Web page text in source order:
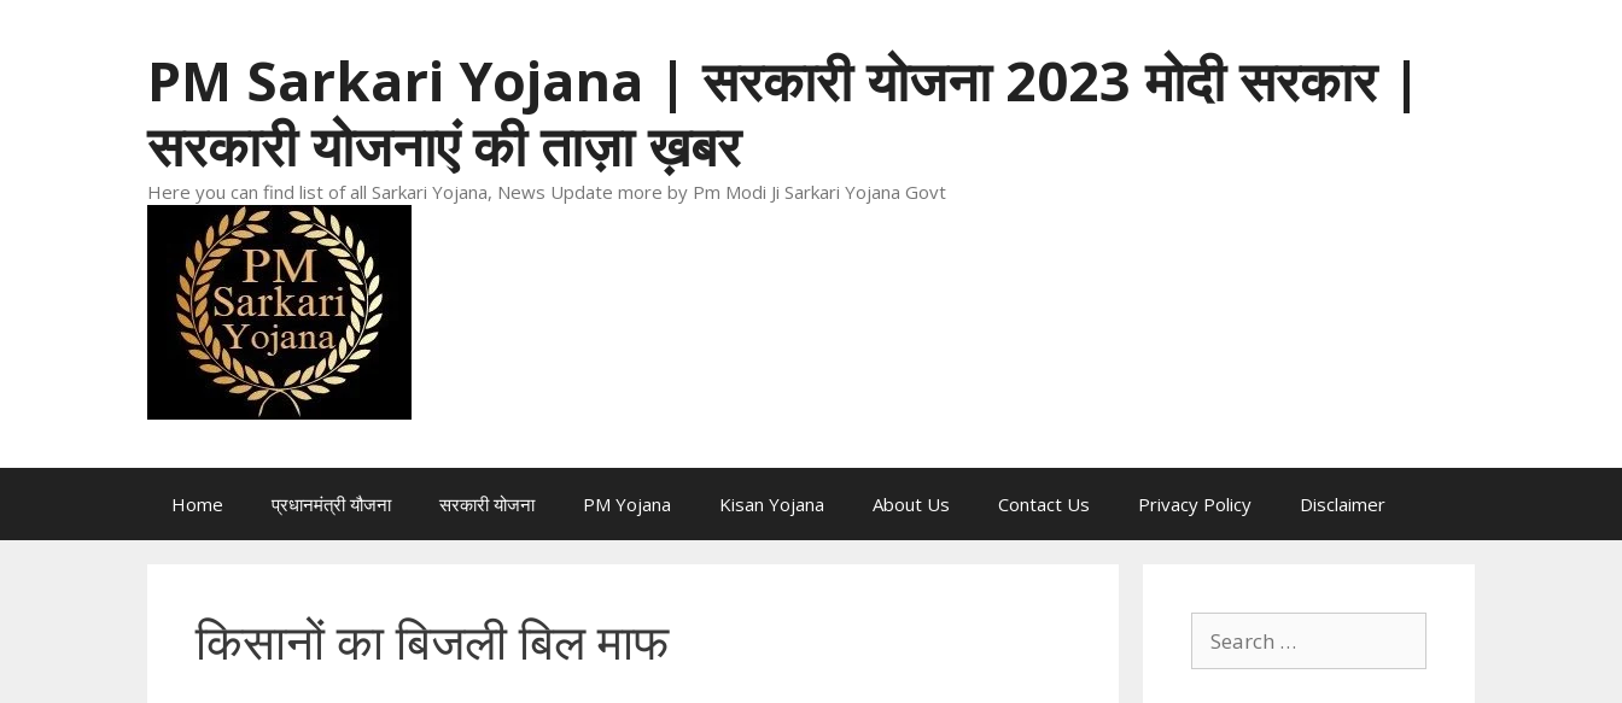
PM Sarkari Yojana | सरकारी योजना 2023 मोदी सरकार |
सरकारी योजनाएं की ताज़ा ख़बर
Here you can find list of all Sarkari Yojana, News Update more by Pm Modi Ji Sarkari Yojana Govt
Home प्रधानमंत्री यौजना सरकारी योजना PM Yojana Kisan Yojana About Us Contact Us Privacy Policy Disclaimer
किसानों का बिजली बिल माफ
for: